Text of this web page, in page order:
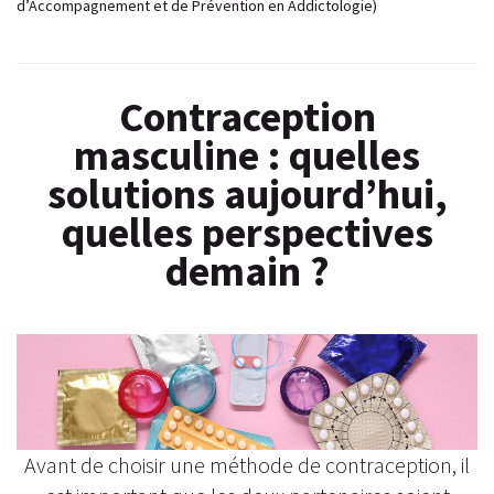
d’Accompagnement et de Prévention en Addictologie)
Contraception
masculine : quelles
solutions aujourd’hui,
quelles perspectives
demain ?
Avant de choisir une méthode de contraception, il